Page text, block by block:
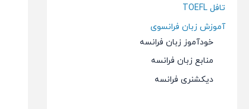
تافل TOEFL
آموزش زبان فرانسوی
خودآموز زبان فرانسه
منابع زبان فرانسه
دیکشنری فرانسه